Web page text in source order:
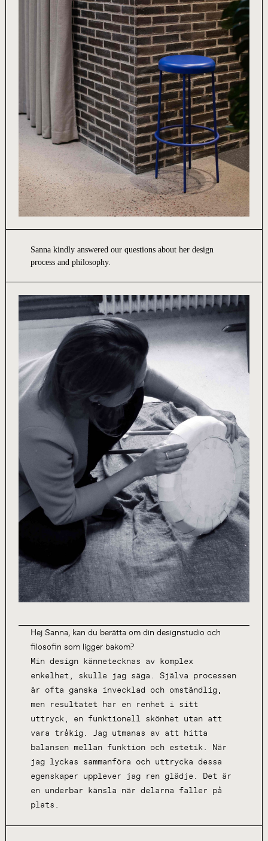
Sanna kindly answered our questions about her design
process and philosophy.
Hej Sanna, kan du berätta om din designstudio och
filosofin som ligger bakom?
Min design kännetecknas av komplex
enkelhet, skulle jag säga. Själva processen
är ofta ganska invecklad och omständlig,
men resultatet har en renhet i sitt
uttryck, en funktionell skönhet utan att
vara tråkig. Jag utmanas av att hitta
balansen mellan funktion och estetik. När
jag lyckas sammanföra och uttrycka dessa
egenskaper upplever jag ren glädje. Det är
en underbar känsla när delarna faller på
plats.